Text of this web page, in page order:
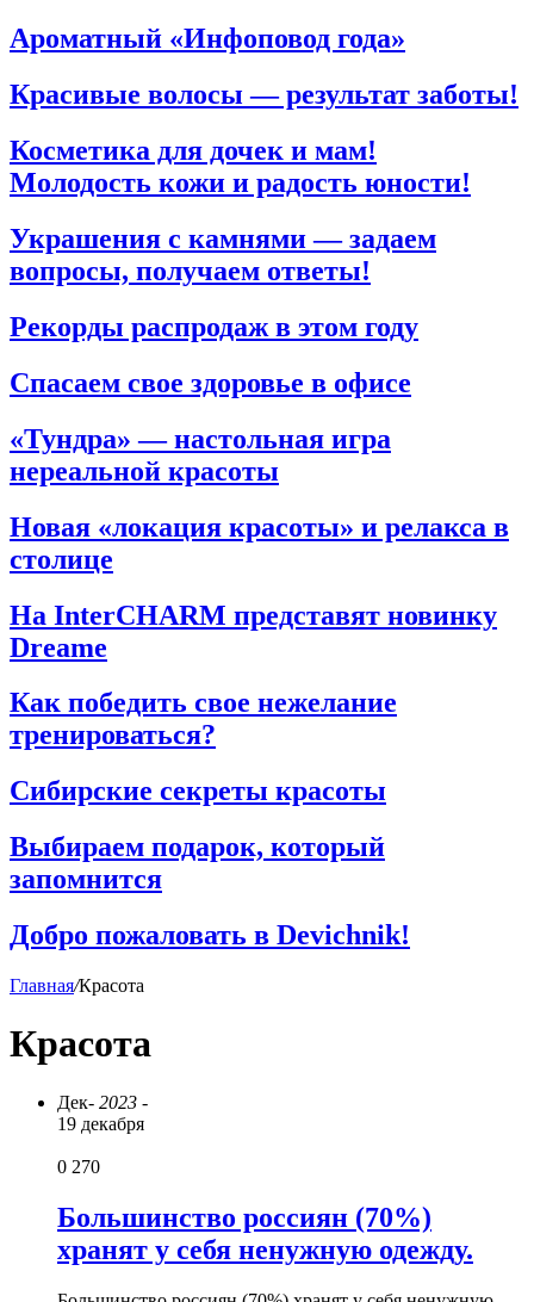
Ароматный «Инфоповод года»
Красивые волосы — результат заботы!
Косметика для дочек и мам!
Молодость кожи и радость юности!
Украшения с камнями — задаем
вопросы, получаем ответы!
Рекорды распродаж в этом году
Спасаем свое здоровье в офисе
«Тундра» — настольная игра
нереальной красоты
Новая «локация красоты» и релакса в
столице
На InterCHARM представят новинку
Dreame
Как победить свое нежелание
тренироваться?
Сибирские секреты красоты
Выбираем подарок, который
запомнится
Добро пожаловать в Devichnik!
Главная/Красота
Красота
Дек- 2023 -
19 декабря
0 270
Большинство россиян (70%)
хранят у себя ненужную одежду.